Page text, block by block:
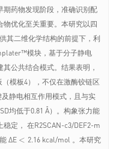
期药物发现阶段，准确识别配
优化至关重要。本研究以四
其二维化学结构的前提下，利
模块，基于分子静电
公共结合模式。结果表明，
模板4），不仅在激酶铰链区
静电相互作用模式，且与实
均低于0.81 Å）。构象张力能
定， 在R2SCAN-c3/DEF2-m
ΔE <
< 2.16 kcal/mol 。本研究